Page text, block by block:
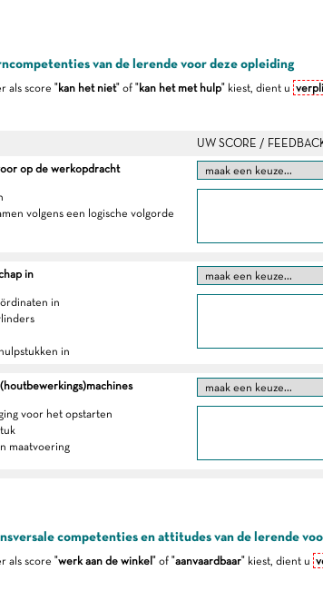
van de lerende voor deze opleiding
als score "kan het niet" of "kan het met hulp" kiest, dient u
UW SCORE /
op de werkopdracht
volgens een logische volgorde
in
in
in
voor het opstarten
maatvoering
competenties en attitudes van de lerende
als score "werk aan de winkel " of "aanvaardbaar" kiest, dient u